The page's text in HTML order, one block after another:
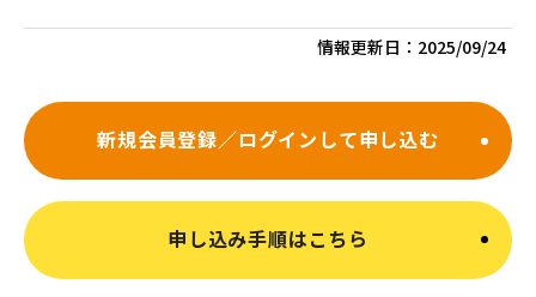
情報更新日： 2025/09/24
新規会員登録／ログインして申し込む
申し込み手順はこちら